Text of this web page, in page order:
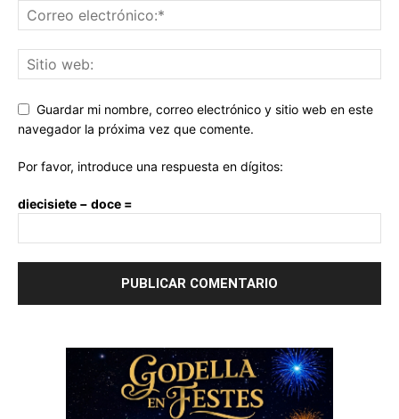
Guardar mi nombre, correo electrónico y sitio web en este
navegador la próxima vez que comente.
Por favor, introduce una respuesta en dígitos:
diecisiete − doce =